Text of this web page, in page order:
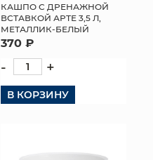
КАШПО С ДРЕНАЖНОЙ
ВСТАВКОЙ АРТЕ 3,5 Л,
МЕТАЛЛИК-БЕЛЫЙ
370 ₽
- +
В КОРЗИНУ